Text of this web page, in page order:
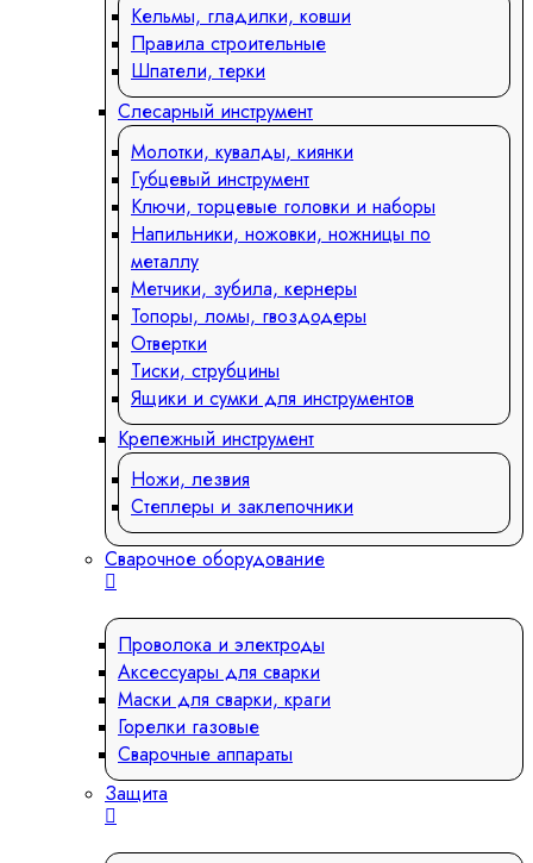
Кельмы, гладилки, ковши
Правила строительные
Шпатели, терки
Слесарный инструмент
Молотки, кувалды, киянки
Губцевый инструмент
Ключи, торцевые головки и наборы
Напильники, ножовки, ножницы по
металлу
Метчики, зубила, кернеры
Топоры, ломы, гвоздодеры
Отвертки
Тиски, струбцины
Ящики и сумки для инструментов
Крепежный инструмент
Ножи, лезвия
Степлеры и заклепочники
Сварочное оборудование
Проволока и электроды
Аксессуары для сварки
Маски для сварки, краги
Горелки газовые
Сварочные аппараты
Защита